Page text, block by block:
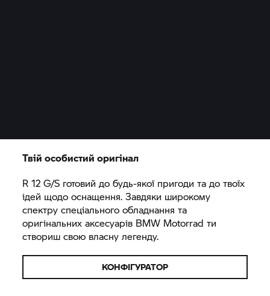
Твій особистий оригінал
R 12 G/S готовий до будь-якої пригоди та до твоїх
ідей щодо оснащення. Завдяки широкому
спектру спеціального обладнання та
оригінальних аксесуарів BMW Motorrad ти
створиш свою власну легенду.
КОНФІГУРАТОР